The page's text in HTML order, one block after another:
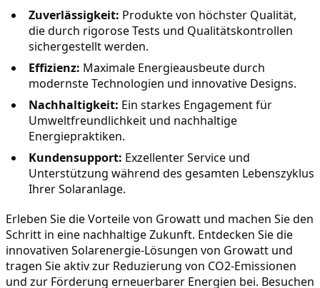
Zuverlässigkeit: Produkte von höchster Qualität,
die durch rigorose Tests und Qualitätskontrollen
sichergestellt werden.
Effizienz: Maximale Energieausbeute durch
modernste Technologien und innovative Designs.
Nachhaltigkeit: Ein starkes Engagement für
Umweltfreundlichkeit und nachhaltige
Energiepraktiken.
Kundensupport: Exzellenter Service und
Unterstützung während des gesamten Lebenszyklus
Ihrer Solaranlage.
Erleben Sie die Vorteile von Growatt und machen Sie den
Schritt in eine nachhaltige Zukunft. Entdecken Sie die
innovativen Solarenergie-Lösungen von Growatt und
tragen Sie aktiv zur Reduzierung von CO2-Emissionen
und zur Förderung erneuerbarer Energien bei. Besuchen